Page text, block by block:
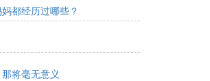
都经历过哪些？
将毫无意义